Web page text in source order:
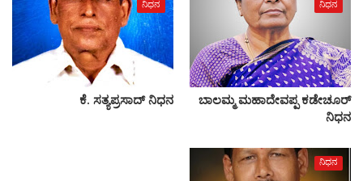
ನಿಧನ
ಬಾಲಮ್ಮ ಮಹಾದೇವಪ್ಪ ಕಡೇಚೂರ್
ನಿಧನ
ನಿಧನ
ಕೆ. ಸತ್ಯಪ್ರಸಾದ್ ನಿಧನ
ನಿಧನ